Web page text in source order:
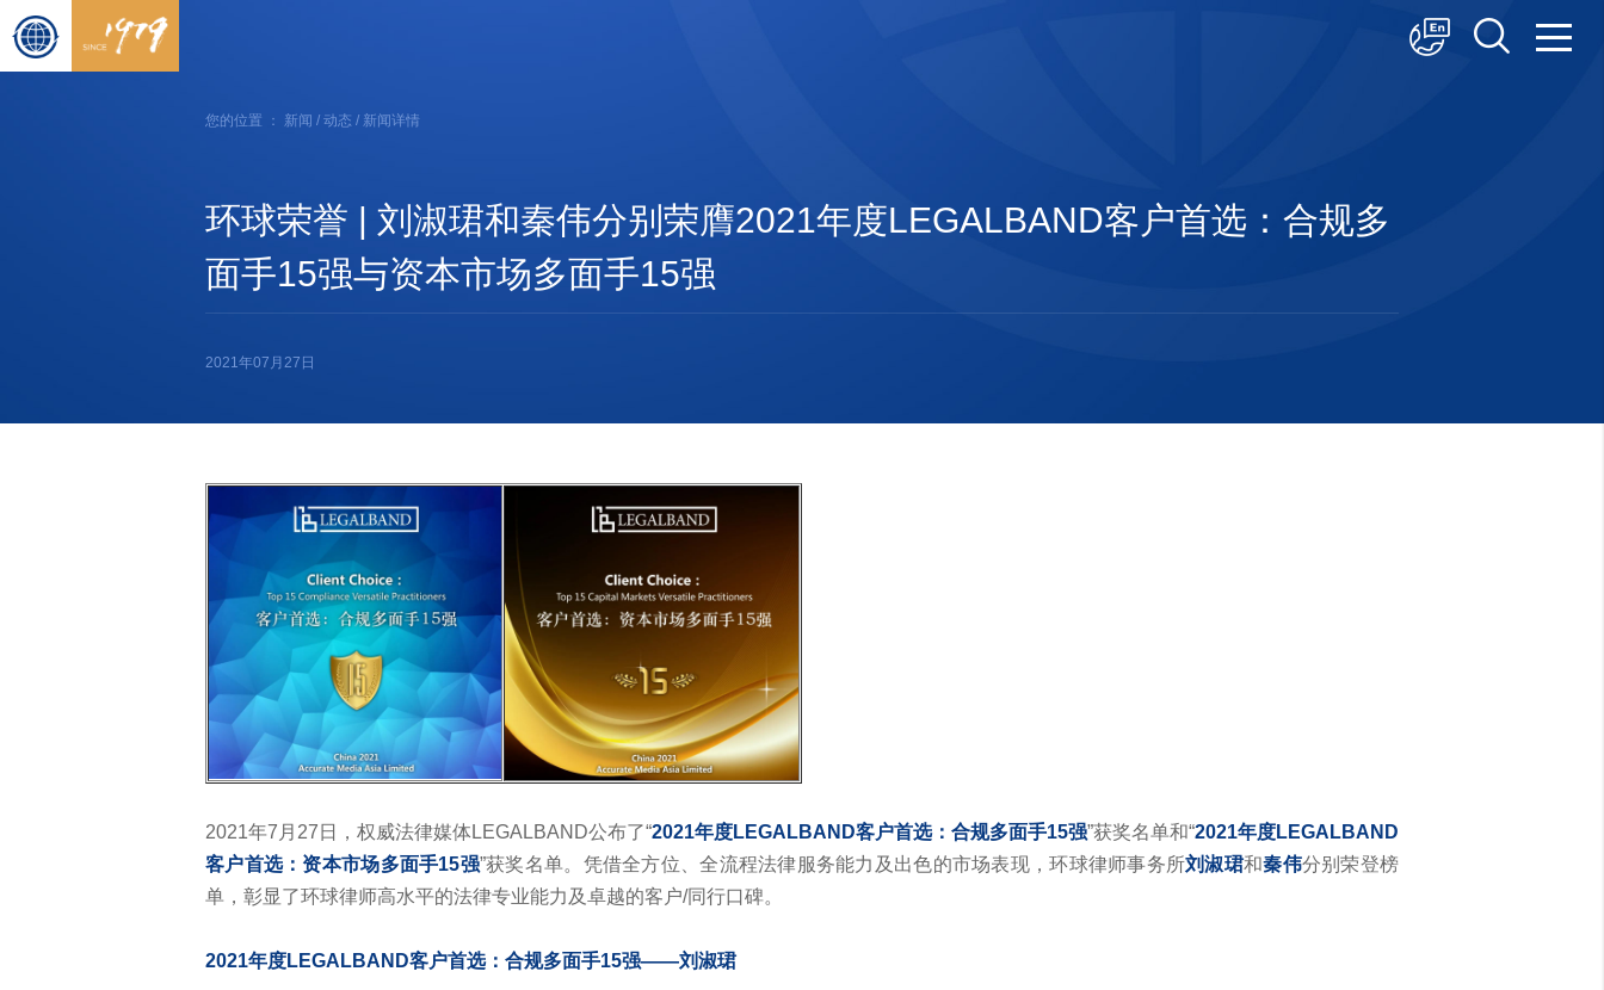
您的位置 ： 新闻 / 动态 / 新闻详情
环球荣誉 | 刘淑珺和秦伟分别荣膺2021年度LEGALBAND客户首选：合规多
面手15强与资本市场多面手15强
2021年07月27日
2021年7月27日，权威法律媒体LEGALBAND公布了“2021年度LEGALBAND客户首选：合规多面手15强”获奖名单和“2021年度LEGALBAND
客户首选：资本市场多面手15强”获奖名单。凭借全方位、全流程法律服务能力及出色的市场表现，环球律师事务所刘淑珺和秦伟分别荣登榜
单，彰显了环球律师高水平的法律专业能力及卓越的客户/同行口碑。
2021年度LEGALBAND客户首选：合规多面手15强——刘淑珺